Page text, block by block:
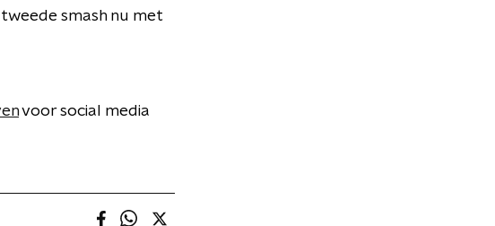
smash nu met
voor social media